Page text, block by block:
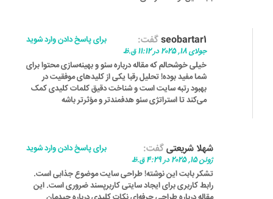
seobartar1گفت:
جولای 18, 2025 در 11:12 ق.ظ
خیلی خوشحالم که مقاله درباره سئو و بهینه‌سازی محتوا برای
شما مفید بوده! تحلیل رقبا یکی از کلیدهای موفقیت در
بهبود رتبه سایت است و شناخت دقیق کلمات کلیدی کمک
می‌کند تا استراتژی سئو هدفمندتر و مؤثرتر باشه
برای پاسخ دادن وارد شوید
شهلا شریعتیگفت:
ژوئن 15, 2025 در 4:29 ق.ظ
تشکر بابت این نوشته! طراحی سایت موضوع جذابی است.
رابط کاربری برای ایجاد سایتی کاربرپسند ضروری است. این
برای پاسخ دادن وارد شوید